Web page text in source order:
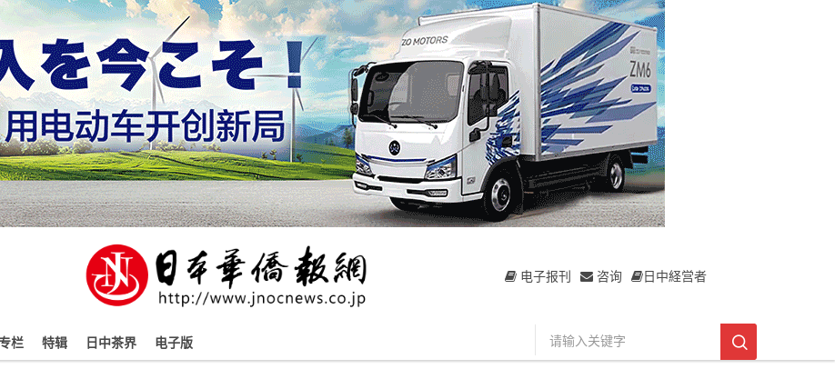
电子报刊 咨询 日中経営者
栏 特辑 日中茶界 电子版